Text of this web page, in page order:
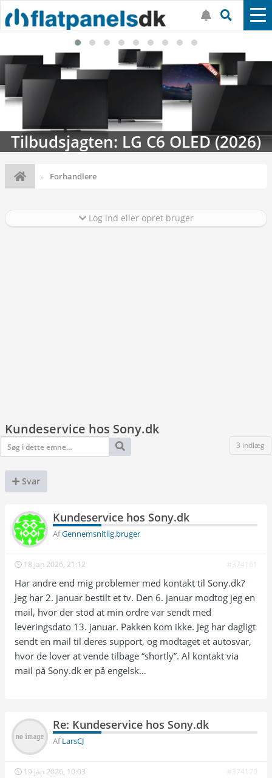
Tilbudsjagten: LG C6 OLED (2026)
Forhandlere
Log ind eller opret bruger
Kundeservice hos Sony.dk
3 indlæg
Svar
Kundeservice hos Sony.dk
AfGennemsnitlig.bruger
18 jan 2026, 21:12 #374161
Har andre end mig problemer med kontakt til Sony.dk?
Jeg har 2. januar bestilt et tv. Den 6. januar modtog jeg en
mail, hvor der stod at min ordre var sendt med
leveringsdato 13. januar. Pakken kom ikke. Jeg har dagligt
sendt en mail til deres support, og modtaget et autosvar,
hvor de lover at vende tilbage “shortly”. Al kontakt via
mail på Sony.dk er på engelsk…
Re: Kundeservice hos Sony.dk
AfLarsCJ
19 jan 2026, 10:03 #374170